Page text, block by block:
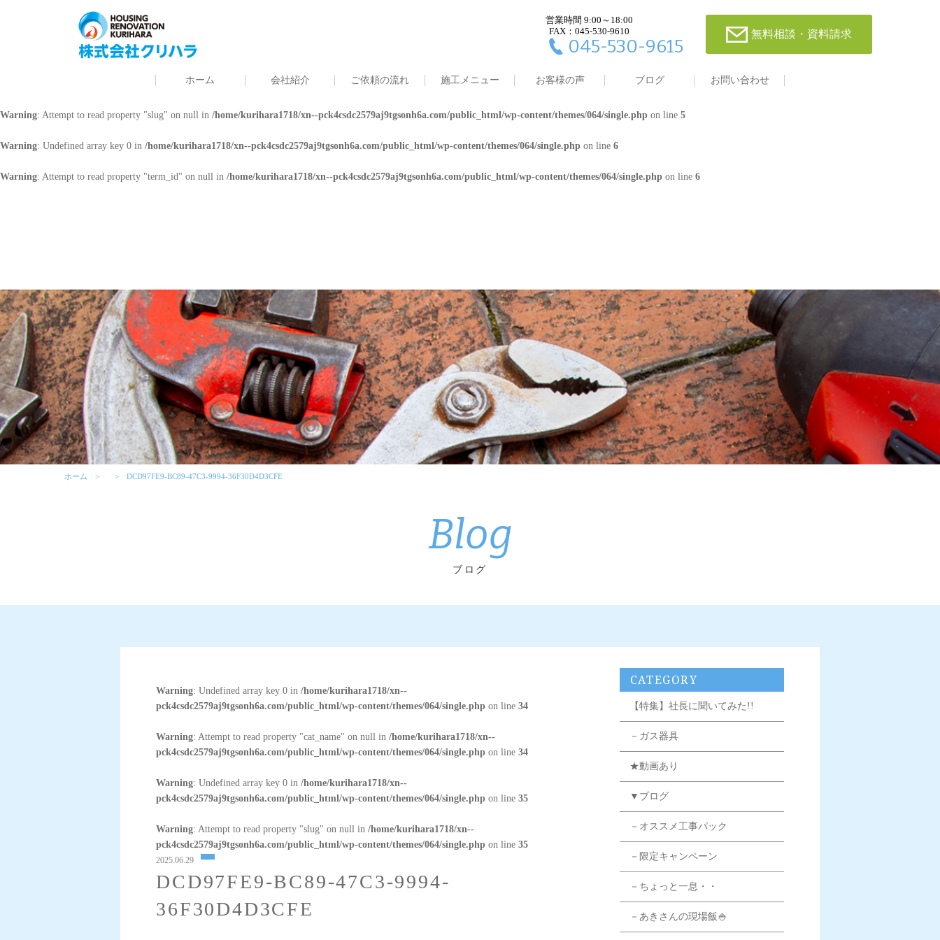
営業時間 9:00～18:00
FAX：045-530-9610
045-530-9615
無料相談・資料請求
ホーム 会社紹介 ご依頼の流れ 施工メニュー お客様の声 ブログ お問い合わせ
: Undefined array key 0 in/home/kurihara1718/xn--pck4csdc2579aj9tgsonh6a.com/public_html/wp-content/themes/064/single.phpon line4
: Attempt to read property "cat_name" on null in /home/kurihara1718/xn--pck4csdc2579aj9tgsonh6a.com/public_html/wp-content/themes/064/single.phpon line 4
/home/kurihara1718/xn--pck4csdc2579aj9tgsonh6a.com/public_html/wp-content/themes/064/single.phpon line
Warning: Attempt to read property "slug" on null in /home/kurihara1718/xn--pck4csdc2579aj9tgsonh6a.com/public_html/wp-content/themes/064/single.php on line 5
Warning: Undefined array key 0 in /home/kurihara1718/xn--pck4csdc2579aj9tgsonh6a.com/public_html/wp-content/themes/064/single.php on line 6
Warning: Attempt to read property "term_id" on null in /home/kurihara1718/xn--pck4csdc2579aj9tgsonh6a.com/public_html/wp-content/themes/064/single.php on line 6
ホーム DCD97FE9-BC89-47C3-9994-36F30D4D3CFE
Blog
ブログ
Warning: Undefined array key 0 in/home/kurihara1718/xn--
pck4csdc2579aj9tgsonh6a.com/public_html/wp-content/themes/064/single.php on line34
Warning: Attempt to read property "cat_name" on null in/home/kurihara1718/xn--
pck4csdc2579aj9tgsonh6a.com/public_html/wp-content/themes/064/single.php on line34
Warning: Undefined array key 0 in/home/kurihara1718/xn--
pck4csdc2579aj9tgsonh6a.com/public_html/wp-content/themes/064/single.php on line35
Warning: Attempt to read property "slug" on null in/home/kurihara1718/xn--
pck4csdc2579aj9tgsonh6a.com/public_html/wp-content/themes/064/single.php on line35
2025.06.29
DCD97FE9-BC89-47C3-9994-
36F30D4D3CFE
CATEGORY
【特集】社長に聞いてみた!!
－ガス器具
★動画あり
▼ブログ
－オススメ工事パック
－限定キャンペーン
－ちょっと一息・・
－あきさんの現場飯🍚